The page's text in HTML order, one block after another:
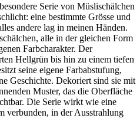
Serie von Müslischälchen
eine bestimmte Grösse und
andere lag in meinen Händen.
alle in der gleichen Form
Farbcharakter. Der
Hellgrün bis hin zu einem tiefen
seine eigene Farbabstufung,
Geschichte. Dekoriert sind sie mit
Muster, das die Oberfläche
Die Serie wirkt wie eine
verbunden, in der Ausstrahlung